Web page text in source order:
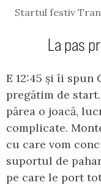
Startul festiv
La pas
E 12:45 și îi spun
pregătim de
părea o joacă,
complicate.
cu care vom
suportul de
pe care le port